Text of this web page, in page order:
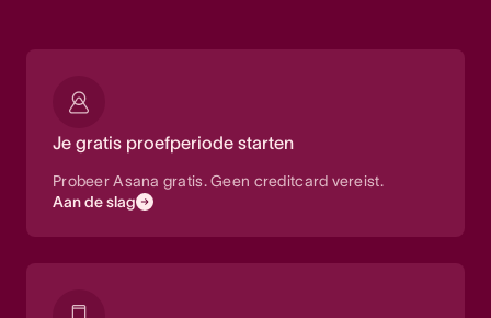
Je gratis proefperiode starten
Probeer Asana gratis. Geen creditcard vereist.
Aan de slag